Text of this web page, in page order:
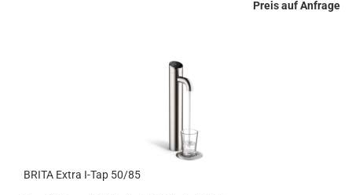
Preis auf Anfrage
BRITA Extra I-Tap 50/85